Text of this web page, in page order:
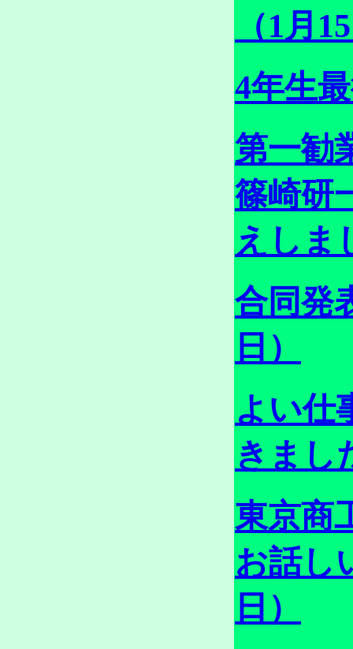
（1月
4年生
第一勧
篠崎研
えしま
合同発
日）
よい仕
きまし
東京商
お話し
日）